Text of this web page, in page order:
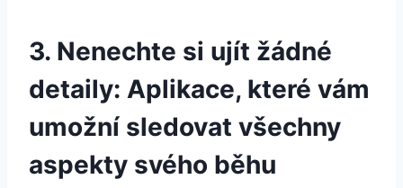
3. Nenechte si ujít žádné
detaily: Aplikace, které vám
umožní sledovat všechny
aspekty svého běhu